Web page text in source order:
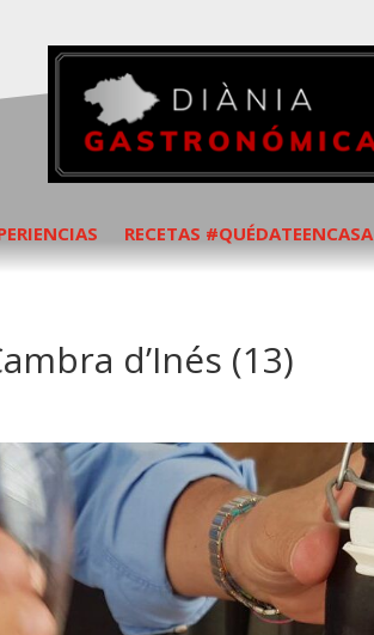
RECETAS #QUÉDATEENCASA
d’Inés (13)